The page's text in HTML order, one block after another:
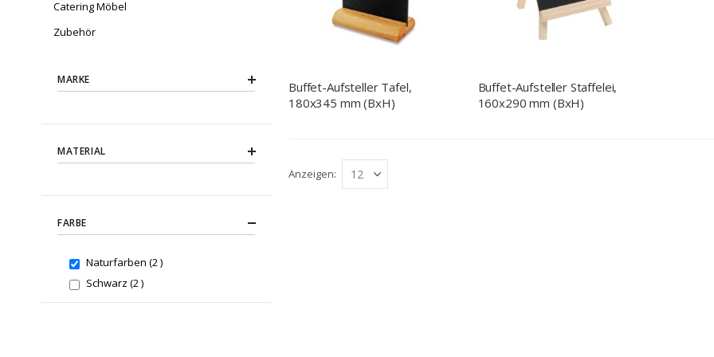
Buffet-Aufsteller Tafel,
180x345 mm (BxH)
Buffet-Aufsteller Staffelei,
160x290 mm (BxH)
Anzeigen
Catering Möbel
Zubehör
MARKE
MATERIAL
FARBE
Naturfarben 2items
Schwarz 2items